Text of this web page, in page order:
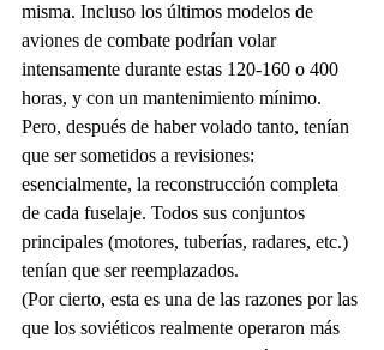
misma. Incluso los últimos modelos de
aviones de combate podrían volar
intensamente durante estas 120-160 o 400
horas, y con un mantenimiento mínimo.
Pero, después de haber volado tanto, tenían
que ser sometidos a revisiones:
esencialmente, la reconstrucción completa
de cada fuselaje. Todos sus conjuntos
principales (motores, tuberías, radares, etc.)
tenían que ser reemplazados.
(Por cierto, esta es una de las razones por las
que los soviéticos realmente operaron más